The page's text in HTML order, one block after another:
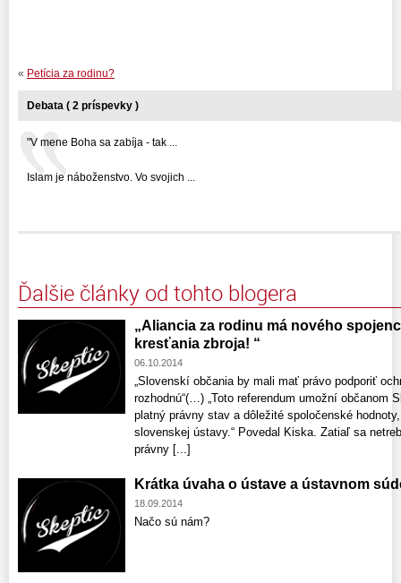
« Petícia za rodinu?
Debata ( 2 príspevky )
"V mene Boha sa zabíja - tak ...
Islam je náboženstvo. Vo svojich ...
Ďalšie články od tohto blogera
„Aliancia za rodinu má nového
kresťania zbroja! “
06.10.2014
„Slovenskí občania by mali mať právo podporiť
rozhodnú“(…) „Toto referendum umožní občanom
platný právny stav a dôležité spoločenské
slovenskej ústavy.“ Povedal Kiska. Zatiaľ sa
právny [...]
Krátka úvaha o ústave a ústavnom
18.09.2014
Načo sú nám?